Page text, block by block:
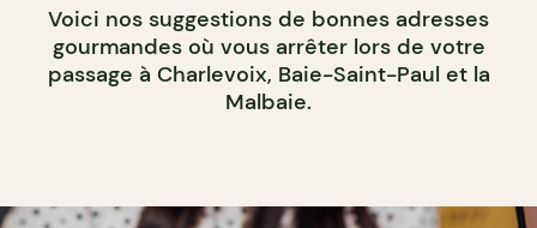
Voici nos suggestions de bonnes adresses
gourmandes où vous arrêter lors de votre
passage à Charlevoix, Baie-Saint-Paul et la
Malbaie.